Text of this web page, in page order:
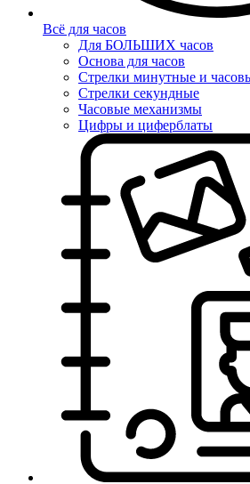
Всё для часов
Для БОЛЬШИХ часов
Основа для часов
Стрелки минутные и
Стрелки секундные
Часовые механизмы
Цифры и циферблаты